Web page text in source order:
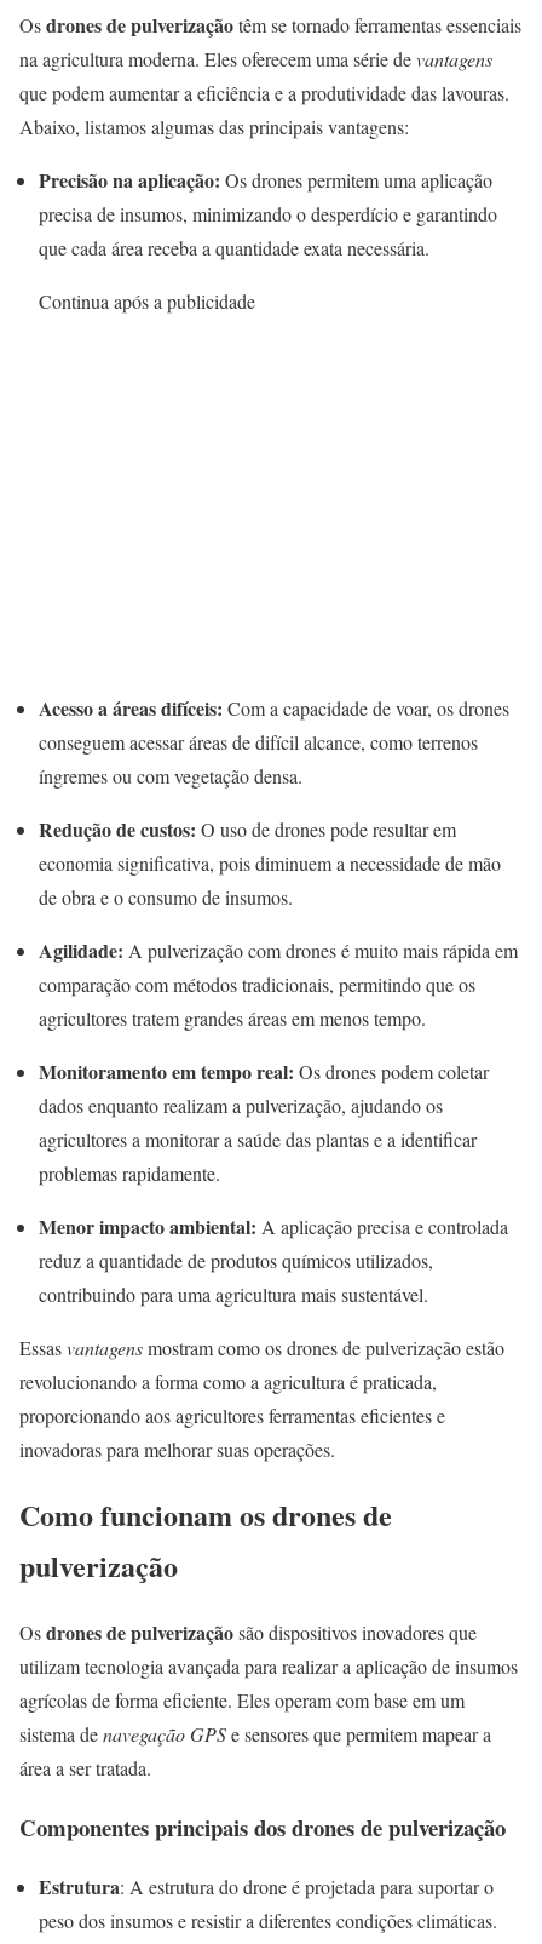
Osdrones de pulverizaçãotêm se tornado ferramentas essenciais
na agricultura moderna. Eles oferecem uma série devantagens
que podem aumentar a eficiência e a produtividade das lavouras.
Abaixo, listamos algumas das principais vantagens:
Precisão na aplicação: Os drones permitem uma aplicação
precisa de insumos, minimizando o desperdício e garantindo
que cada área receba a quantidade exata necessária.
Continua após a publicidade
Acesso a áreas difíceis: Com a capacidade de voar, os drones
conseguem acessar áreas de difícil alcance, como terrenos
íngremes ou com vegetação densa.
Redução de custos: O uso de drones pode resultar em
economia significativa, pois diminuem a necessidade de mão
de obra e o consumo de insumos.
Agilidade: A pulverização com drones é muito mais rápida em
comparação com métodos tradicionais, permitindo que os
agricultores tratem grandes áreas em menos tempo.
Monitoramento em tempo real: Os drones podem coletar
dados enquanto realizam a pulverização, ajudando os
agricultores a monitorar a saúde das plantas e a identificar
problemas rapidamente.
Menor impacto ambiental: A aplicação precisa e controlada
reduz a quantidade de produtos químicos utilizados,
contribuindo para uma agricultura mais sustentável.
Essasvantagensmostram como os drones de pulverização estão
revolucionando a forma como a agricultura é praticada,
proporcionando aos agricultores ferramentas eficientes e
inovadoras para melhorar suas operações.
Como funcionam os drones de
pulverização
Osdrones de pulverizaçãosão dispositivos inovadores que
utilizam tecnologia avançada para realizar a aplicação de insumos
agrícolas de forma eficiente. Eles operam com base em um
sistema denavegação GPSe sensores que permitem mapear a
área a ser tratada.
Componentes principais dos drones de pulverização
Estrutura: A estrutura do drone é projetada para suportar o
peso dos insumos e resistir a diferentes condições climáticas.